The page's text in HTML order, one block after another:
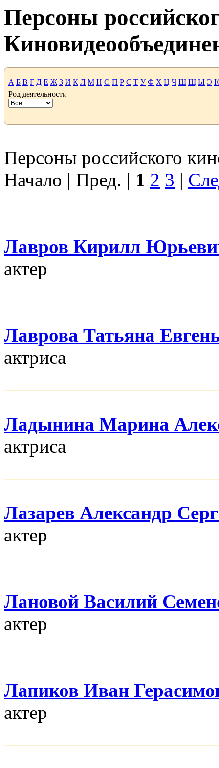
Персоны
А Б В Г Д Е Ж З И К Л М Н О П Р С Т У Ф Х Ц Ч Ш Щ Ы Э
Род деятельности
Персоны российского
Начало | Пред. | 1 2 3 |
Лавров Кирилл
актер
Лаврова Татьяна
актриса
Ладынина Марина
актриса
Лазарев Александр
актер
Лановой Василий
актер
Лапиков Иван
актер